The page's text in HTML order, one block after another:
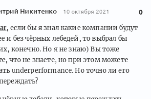
Никитенко 10 октября 2021 0
, если бы я знал какие компании будут
и без чёрных лебедей, то выбрал бы
конечно. Но я не знаю) Вы тоже
что не знаете, но при этом можете
underperformance. Но точно ли его